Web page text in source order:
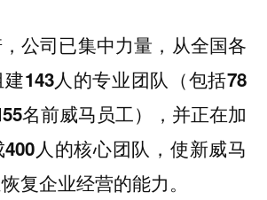
公司已集中力量，从全国各
143人的专业团队（包括78
名前威马员工），并正在加
人的核心团队，使新威马
复企业经营的能力。